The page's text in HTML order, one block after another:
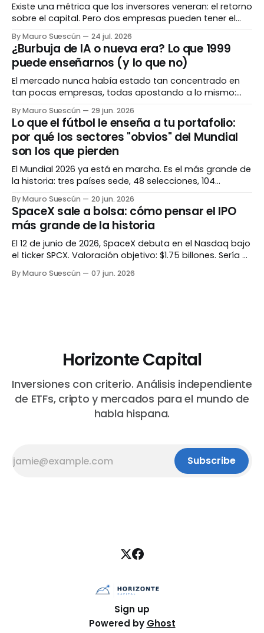
Existe una métrica que los inversores veneran: el retorno
sobre el capital. Pero dos empresas pueden tener el
mismo número espectacular y haber llegado ahí por
caminos completamente opuestos. Entender el cómo
importa tanto como el cuánto. El número que todos
admiran Hay una métrica que separa a las empresas
By Mauro Suescún 24 jul. 2026
¿Burbuja de IA o nueva era? Lo que 1999
puede enseñarnos (y lo que no)
El mercado nunca había estado tan concentrado en
tan pocas empresas, todas apostando a lo mismo:
inteligencia artificial. Para algunos es 1999 otra vez. Para
otros, es diferente esta vez. La verdad, como casi
siempre, vive en los matices. La pregunta que todos se
hacen Hay una pregunta rondando cada
By Mauro Suescún 29 jun. 2026
Lo que el fútbol le enseña a tu portafolio:
por qué los sectores "obvios" del Mundial
son los que pierden
El Mundial 2026 ya está en marcha. Es el más grande de
la historia: tres países sede, 48 selecciones, 104
partidos. La intuición dice que aerolíneas, hoteles y
marcas deportivas se van a disparar. La historia dice
exactamente lo contrario. El evento más grande de la
historia Antes de hablar
By Mauro Suescún 20 jun. 2026
SpaceX sale a bolsa: cómo pensar el IPO
más grande de la historia
El 12 de junio de 2026, SpaceX debuta en el Nasdaq bajo
el ticker SPCX. Valoración objetivo: $1.75 billones. Sería el
IPO más grande jamás registrado, superando a Saudi
Aramco. La pregunta no es si es histórico. Es si tiene
By Mauro Suescún 07 jun. 2026
Horizonte Capital
Inversiones con criterio. Análisis independiente
de ETFs, cripto y mercados para el mundo de
habla hispana.
Subscribe
Sign up
Powered by Ghost